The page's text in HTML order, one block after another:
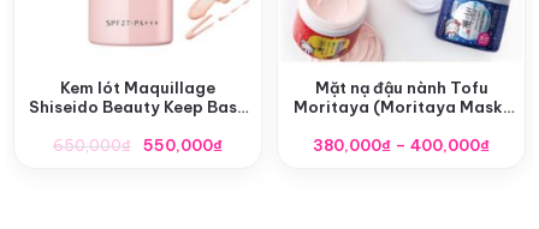
Kem lót Maquillage
Shiseido Beauty Keep Base
650,000₫
Giá
550,000₫Giá
Mặt nạ đậu nành Tofu
Moritaya (Moritaya Mask)
380,000₫ – 400,000₫